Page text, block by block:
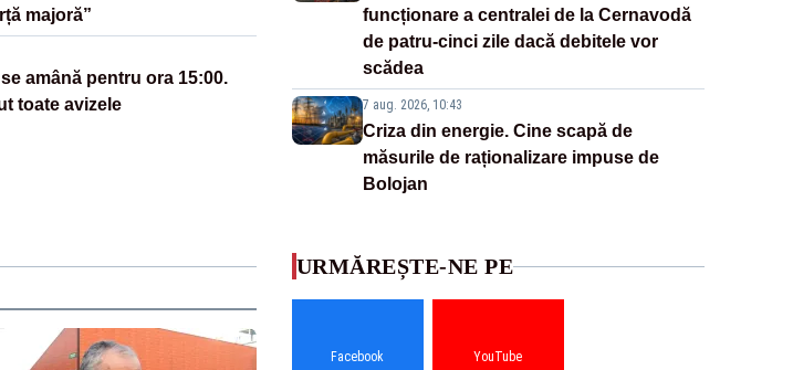
majoră”
amână pentru ora 15:00.
toate avizele
funcționare a centralei de la Cernavodă
de patru-cinci zile dacă debitele vor
scădea
7 aug. 2026, 10:43
Criza din energie. Cine scapă de
măsurile de raționalizare impuse de
Bolojan
URMĂREȘTE-NE PE
Facebook YouTube